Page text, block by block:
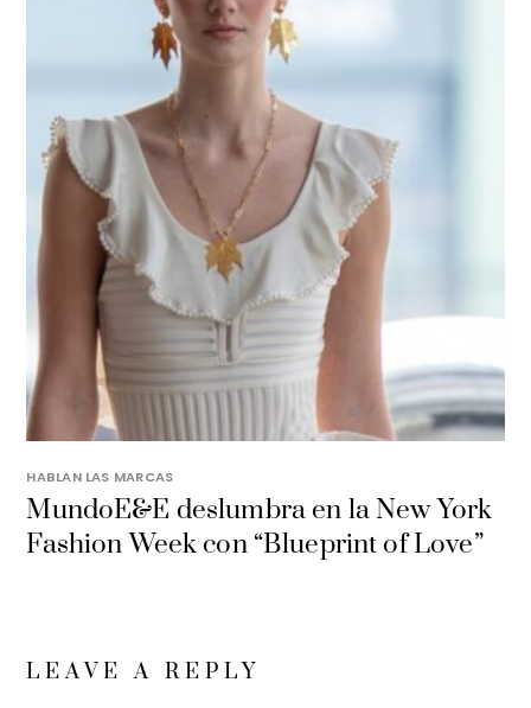
HABLAN LAS MARCAS
MundoE&E deslumbra en la New York
Fashion Week con “Blueprint of Love”
LEAVE A REPLY